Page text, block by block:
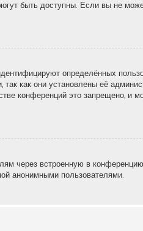
быть доступны. Если вы не
определённых
как они установлены её
конференций это запрещено, и
через встроенную в
анонимными пользователями.